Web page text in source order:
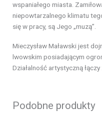
wspaniałego miasta.
niepowtarzalnego klimatu
się w pracy, są Jego „muzą”.
Mieczysław Maławski jest
lwowskim posiadającym
Działalność artystyczną
Podobne produkty